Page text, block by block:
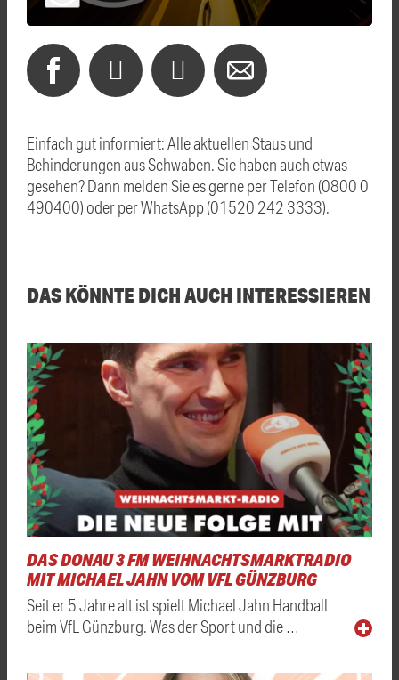
Einfach gut informiert: Alle aktuellen Staus und
Behinderungen aus Schwaben. Sie haben auch etwas
gesehen? Dann melden Sie es gerne per Telefon (0800 0
490400) oder per WhatsApp (01520 242 3333).
DAS KÖNNTE DICH AUCH INTERESSIEREN
DAS DONAU 3 FM WEIHNACHTSMARKTRADIO
MIT MICHAEL JAHN VOM VFL GÜNZBURG
Seit er 5 Jahre alt ist spielt Michael Jahn Handball
beim VfL Günzburg. Was der Sport und die …